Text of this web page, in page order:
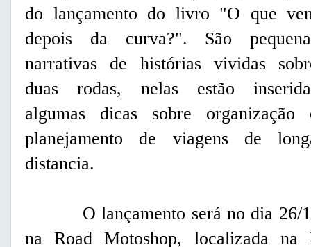
do lançamento do livro "O que
depois da curva?". São
narrativas de histórias vividas
duas rodas, nelas estão
algumas dicas sobre organização
planejamento de viagens de
distancia.
O lançamento será no dia 26/10/
na Road Motoshop, localizada